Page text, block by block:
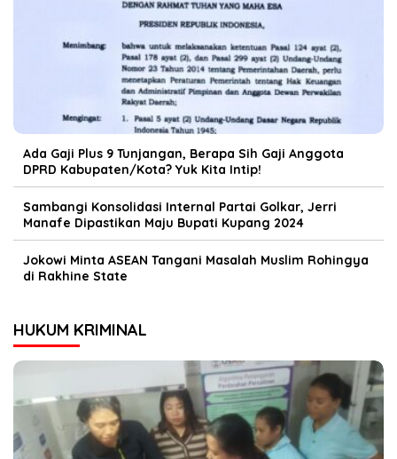
Ada Gaji Plus 9 Tunjangan, Berapa Sih Gaji Anggota
DPRD Kabupaten/Kota? Yuk Kita Intip!
Sambangi Konsolidasi Internal Partai Golkar, Jerri
Manafe Dipastikan Maju Bupati Kupang 2024
Jokowi Minta ASEAN Tangani Masalah Muslim Rohingya
di Rakhine State
HUKUM KRIMINAL